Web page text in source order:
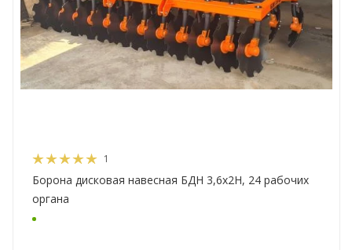
1
Борона дисковая навесная БДН 3,6х2Н, 24 рабочих
органа